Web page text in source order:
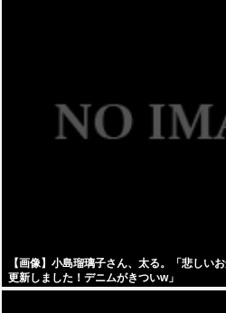
【画像】小島瑠璃子さん、太る。「悲しい
更新しました！デニムがきついw」